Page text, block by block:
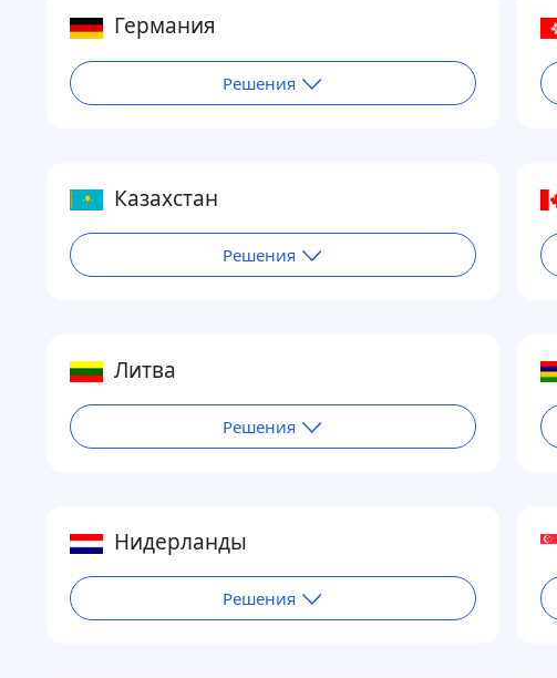
Германия
Решения
Казахстан
Решения
Литва
Решения
Нидерланды
Решения